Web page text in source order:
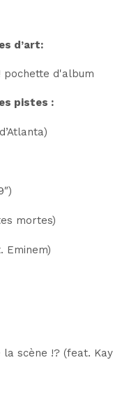
d’art:
pistes :
mortes)
Eminem)
scène !? (feat.